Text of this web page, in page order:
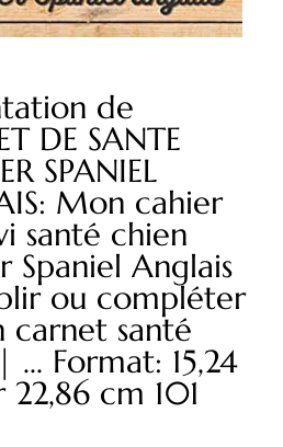
de
DE SANTE
SPANIEL
Mon cahier
santé chien
Spaniel Anglais
ou compléter
santé
... Format: 15,24
22,86 cm 101